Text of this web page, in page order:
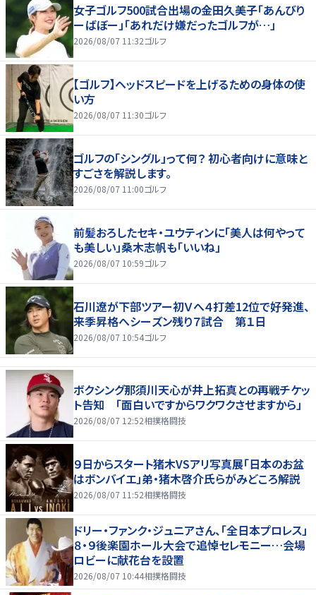
女子ゴルフ500試合出場の金田久美子「あんびり
ーばぼー」「あれだけ嫌だったゴルフが…」
2026/08/07 11:32ゴルフ
【ゴルフ】ヘッドスピードを上げるための身体の使
い方
2026/08/07 11:30ゴルフ
ゴルフの「シングル」って何？ 初心者向けに意味と
すごさを解説します。
2026/08/07 11:00ゴルフ
前髪おろしたセキ・ユウティンに「美人は何やって
も美しい」桑木志帆も「いいね」
2026/08/07 10:59ゴルフ
石川遼が下部ツアー初Ｖへ４打差12位で好発進、
来季昇格へシーズン残り７試合 第１日
2026/08/07 10:54ゴルフ
ボクシング那須川天心が井上拓真との再戦チケッ
ト告知 「面白いですからワクワクさせますから」
2026/08/07 12:52相撲格闘技
９日からスタート猪木VSアリ写真展「日本のお盆
はボンバイエ」弟・猪木啓介氏らがみどころ解説
2026/08/07 11:52相撲格闘技
ドリー・ファンク・ジュニアさん、「全日本プロレス」
８・９後楽園ホール大会で追悼セレモニー…会場
ロビーに献花台を設置
2026/08/07 10:44相撲格闘技